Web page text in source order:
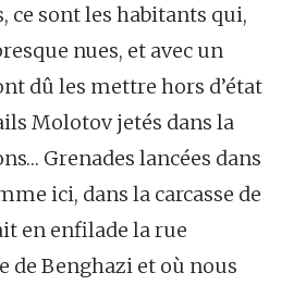
ce sont les habitants qui,
nues, et avec un
dû les mettre hors d’état
Molotov jetés dans la
Grenades lancées dans
ici, dans la carcasse de
en enfilade la rue
de Benghazi et où nous